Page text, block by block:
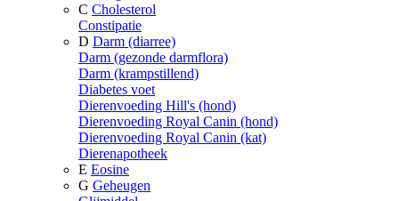
C Cholesterol
Constipatie
D Darm (diarree)
Darm (gezonde darmflora)
Darm (krampstillend)
Diabetes voet
Dierenvoeding Hill's (hond)
Dierenvoeding Royal Canin (hond)
Dierenvoeding Royal Canin (kat)
Dierenapotheek
E Eosine
G Geheugen